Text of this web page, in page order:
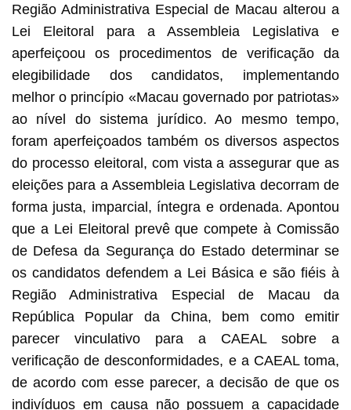
Região Administrativa Especial de Macau alterou a
Lei Eleitoral para a Assembleia Legislativa e
aperfeiçoou os procedimentos de verificação da
elegibilidade dos candidatos, implementando
melhor o princípio «Macau governado por patriotas»
ao nível do sistema jurídico. Ao mesmo tempo,
foram aperfeiçoados também os diversos aspectos
do processo eleitoral, com vista a assegurar que as
eleições para a Assembleia Legislativa decorram de
forma justa, imparcial, íntegra e ordenada. Apontou
que a Lei Eleitoral prevê que compete à Comissão
de Defesa da Segurança do Estado determinar se
os candidatos defendem a Lei Básica e são fiéis à
Região Administrativa Especial de Macau da
República Popular da China, bem como emitir
parecer vinculativo para a CAEAL sobre a
verificação de desconformidades, e a CAEAL toma,
de acordo com esse parecer, a decisão de que os
indivíduos em causa não possuem a capacidade